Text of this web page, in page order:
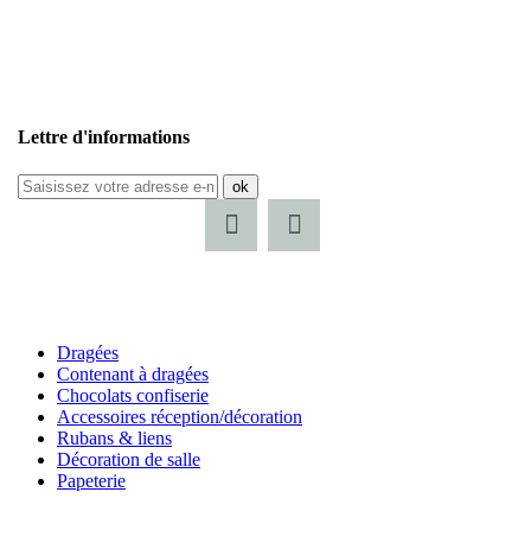
Lettre d'informations
ok
Dragées
Contenant à dragées
Chocolats confiserie
Accessoires réception/décoration
Rubans & liens
Décoration de salle
Papeterie